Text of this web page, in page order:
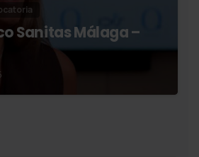
Sanitas Málaga –